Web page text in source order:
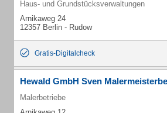
Haus- und Grundstücksverwaltungen
Arnikaweg 24
12357 Berlin - Rudow
Gratis-Digitalcheck
Hewald GmbH Sven
Malerbetriebe